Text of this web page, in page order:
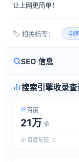
让上网更简单！
🏷️ 相关标签： 中
SEO 信息
搜索引擎收录查
百度
21万 条
百度反链: 0